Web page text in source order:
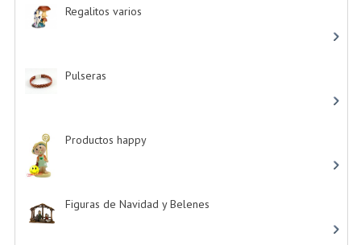
Regalitos varios
Pulseras
Productos happy
Figuras de Navidad y Belenes